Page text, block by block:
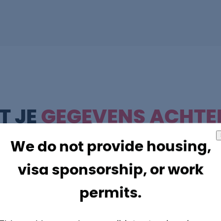
We do not provide housing,
visa sponsorship, or work
permits.
JE GEGEVENS